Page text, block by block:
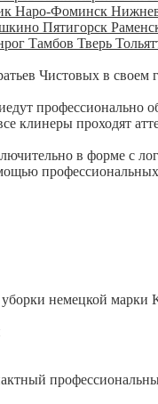
Наро-Фоминск
Пятигорск
Тамбов Тверь
Чистовых в своем
профессионально
клинеры проходят
в форме с
немецкой марки